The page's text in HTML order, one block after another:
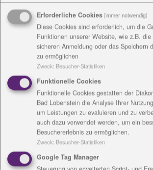
Deutschland leben eine
erhalten.
Pastorin Stephanie Ladwig und Antje
Elternvertretung im Kinderhaus
haben dem Kindergarten
mitzumachen. „Wir haben uns um die
Schuhkartons gekümmert und
mit Herz aufgenommen. Das Team
hat die Kartons bunt beklebt und den
Füllen gestartet. Dass so viele kleine
zusammen kommen, hatten wir nicht
freut sich Frau Ladwig.
Erforderliche Cookies(immer notwendig)
Diese Cookies sind erforderlich, um die
Funktionen unserer Website, wie z.B.
sicheren Anmeldung oder das Speichern
zu ermöglichen
Zweck: Besucher-Statistiken
Funktionelle Cookies
Funktionelle Cookies gestatten der
Bad Lobenstein die Analyse Ihrer
um Leistungen zu evaluieren und zu
auch dazu verwendet werden, um ein
Besuchererlebnis zu ermöglichen.
Zweck: Besucher-Statistiken
Google Tag Manager